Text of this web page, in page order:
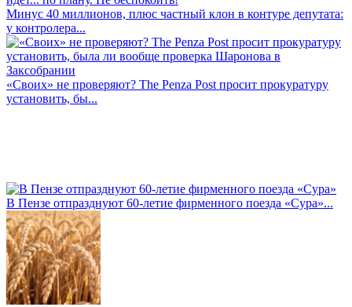
Минус 40 миллионов, плюс частный клон в контуре депутата:
у контролера...
«Своих» не проверяют? The Penza Post просит прокуратуру
установить, бы...
В Пензе отпразднуют 60-летие фирменного поезда «Сура»...